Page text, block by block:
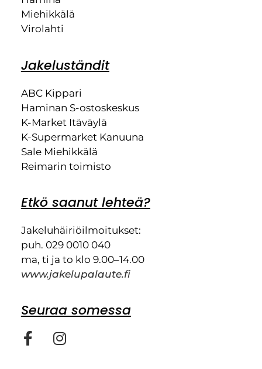
Miehikkälä
Virolahti
Jakeluständit
ABC Kippari
Haminan S-ostoskeskus
K-Market Itäväylä
K-Supermarket Kanuuna
Sale Miehikkälä
Reimarin toimisto
Etkö saanut lehteä?
Jakeluhäiriöilmoitukset:
puh. 029 0010 040
ma, ti ja to klo 9.00–14.00
www.jakelupalaute.fi
Seuraa somessa